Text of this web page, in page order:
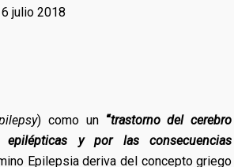
julio 2018
) como un “trastorno del cerebro
epilépticas y por las consecuencias
Epilepsia deriva del concepto griego